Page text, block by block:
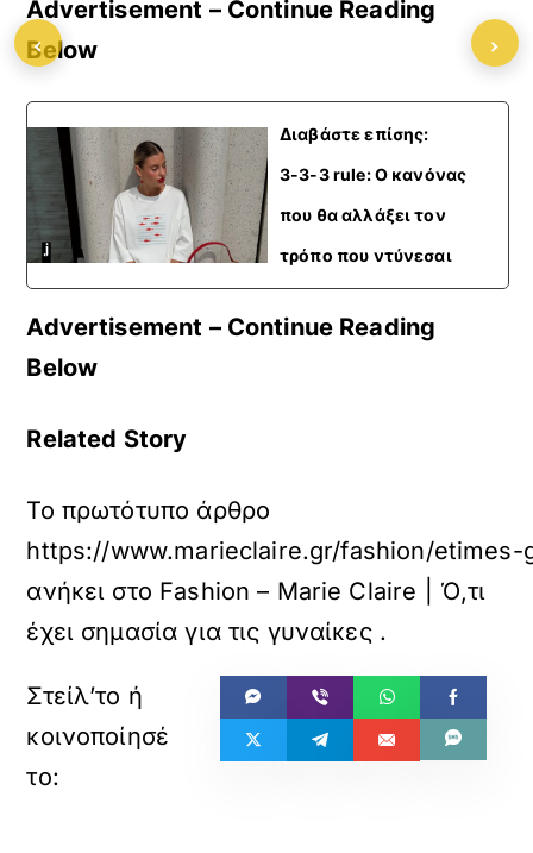
Advertisement – Continue Reading
Below
Διαβάστε επίσης:
3-3-3 rule: Ο κανόνας
που θα αλλάξει τον
τρόπο που ντύνεσαι
Advertisement – Continue Reading
Below
Related Story
Το πρωτότυπο άρθρο
https://www.marieclaire.gr/fashion/
ανήκει στο Fashion – Marie Claire | Ό,τι
έχει σημασία για τις γυναίκες.
‹ ›